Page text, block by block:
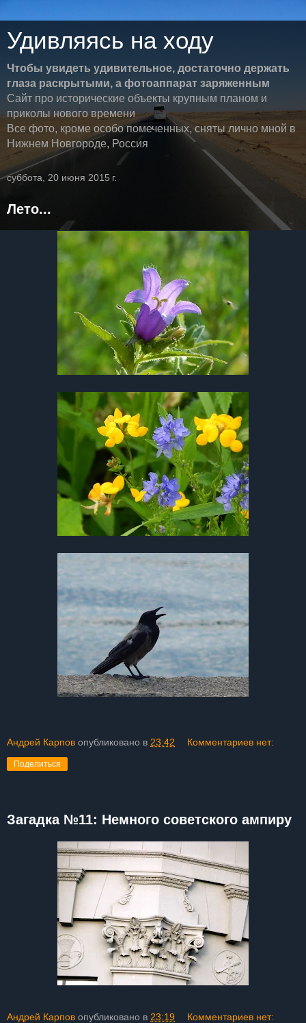
Удивляясь на ходу
Чтобы увидеть удивительное, достаточно держать
глаза раскрытыми, а фотоаппарат заряженным
Сайт про исторические объекты крупным планом и
приколы нового времени
Все фото, кроме особо помеченных, сняты лично мной в
Нижнем Новгороде, Россия
суббота, 20 июня 2015 г.
Лето...
Андрей Карпов опубликовано в 23:42 Комментариев нет:
Поделиться
Загадка №11: Немного советского ампиру
Андрей Карпов опубликовано в 23:19 Комментариев нет: